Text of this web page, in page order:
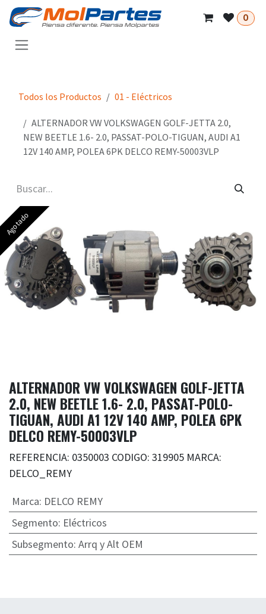
Ir al contenido
0
Todos los Productos 01 - Eléctricos
ALTERNADOR VW VOLKSWAGEN GOLF-JETTA 2.0,
NEW BEETLE 1.6- 2.0, PASSAT-POLO-TIGUAN, AUDI A1
12V 140 AMP, POLEA 6PK DELCO REMY-50003VLP
Agotado
ALTERNADOR VW VOLKSWAGEN GOLF-JETTA
2.0, NEW BEETLE 1.6- 2.0, PASSAT-POLO-
TIGUAN, AUDI A1 12V 140 AMP, POLEA 6PK
DELCO REMY-50003VLP
REFERENCIA: 0350003 CODIGO: 319905 MARCA:
DELCO_REMY
Marca: DELCO REMY
Segmento: Eléctricos
Subsegmento: Arrq y Alt OEM